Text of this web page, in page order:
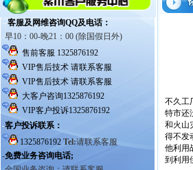
不久工
特市还
和火山
得不发
他利用
到利用